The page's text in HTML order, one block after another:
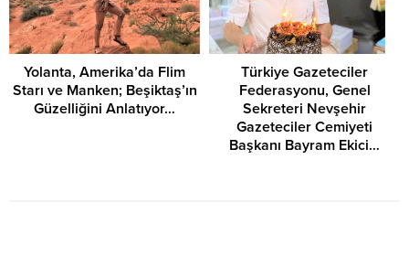
Yolanta, Amerika’da Flim
Starı ve Manken; Beşiktaş’ın
Güzelliğini Anlatıyor…
Türkiye Gazeteciler
Federasyonu, Genel
Sekreteri Nevşehir
Gazeteciler Cemiyeti
Başkanı Bayram Ekici…